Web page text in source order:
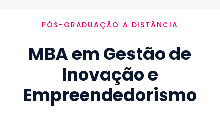
Ementa
Como funciona
Credenciamento MEC
PÓS-GRADUAÇÃO A DISTÂNCIA
MBA em Gestão de
Inovação e
Empreendedorismo